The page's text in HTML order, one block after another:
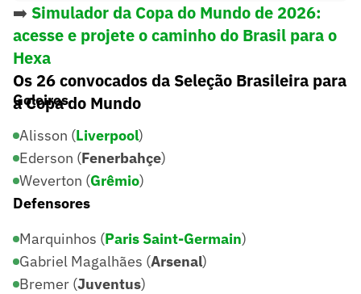
➡️ Simulador da Copa do Mundo de 2026:
acesse e projete o caminho do Brasil para o
Hexa
Os 26 convocados da Seleção Brasileira para
a Copa do Mundo
Goleiros
Alisson (Liverpool)
Ederson (Fenerbahçe)
Weverton (Grêmio)
Defensores
Marquinhos (Paris Saint-Germain)
Gabriel Magalhães (Arsenal)
Bremer (Juventus)